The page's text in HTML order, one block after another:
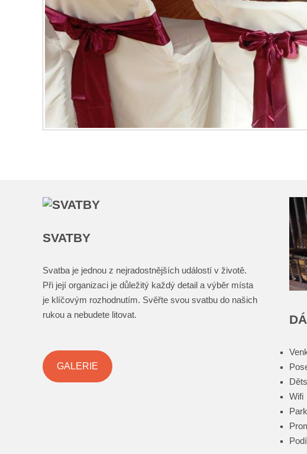
SVATBY
Svatba je jednou z nejradostnějších událostí v životě.
Při její organizaci je důležitý každý detail a výběr místa
je klíčovým rozhodnutím. Svěřte svou svatbu do našich
rukou a nebudete litovat.
GALERIE
Wifi